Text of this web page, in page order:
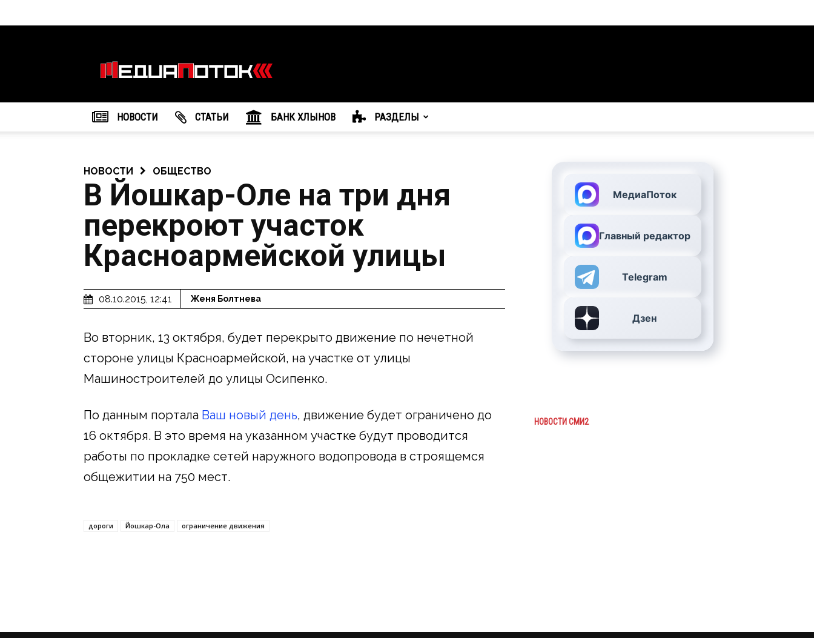
агентство
"МедиаПоток"
НОВОСТИ CТАТЬИ БАНК ХЛЫНОВ РАЗДЕЛЫ
НОВОСТИ ОБЩЕСТВО
В Йошкар-Оле на три дня
перекроют участок
Красноармейской улицы
08.10.2015, 12:41 Женя Болтнева
Во вторник, 13 октября, будет перекрыто движение по нечетной
стороне улицы Красноармейской, на участке от улицы
Машиностроителей до улицы Осипенко.
По данным портала Ваш новый день, движение будет ограничено до
16 октября. В это время на указанном участке будут проводится
работы по прокладке сетей наружного водопровода в строящемся
общежитии на 750 мест.
дороги Йошкар-Ола ограничение движения
МедиаПоток
Главный редактор
Telegram
Дзен
НОВОСТИ СМИ2